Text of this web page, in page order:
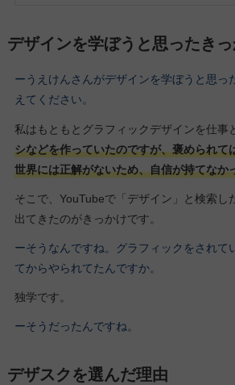
デザインを学ぼうと思ったき
ーうえけんさんがデザインを学ぼうと思っ
えてください。
私はもともとグラフィックデザインを仕事
シなどを作っていたのですが、褒められて
世界には正解がないため、自信が持てなか
そこで、YouTubeで「デザイン」と検索し
出てきたのがきっかけです。
ーそうなんですね。グラフィックをされて
てからやられてたんですか。
独学です。
ーそうだったんですね。
デザスクを選んだ理由